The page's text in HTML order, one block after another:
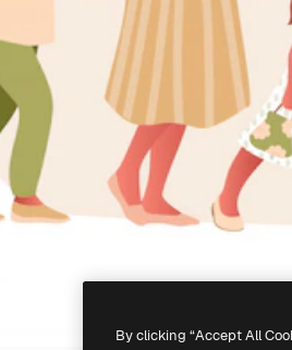
By clicking “Accept All